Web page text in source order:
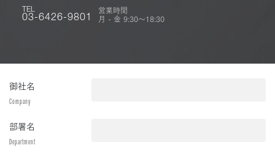
TEL
03-6426-9801
営業時間
月 - 金 9:30〜18:30
御社名
Company
部署名
Department